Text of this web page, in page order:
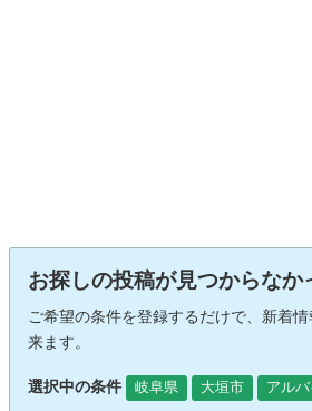
お探しの投稿が見つからなか
ご希望の条件を登録するだけで、新着
来ます。
選択中の条件 岐阜県 大垣市 アルバ